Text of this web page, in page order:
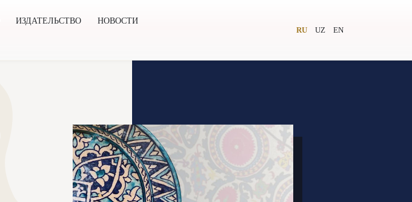
ИЗДАТЕЛЬСТВО
НОВОСТИ
RU UZ EN